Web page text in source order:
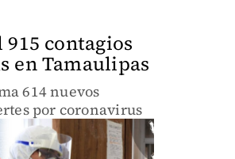
915 contagios
en Tamaulipas
614 nuevos
por coronavirus